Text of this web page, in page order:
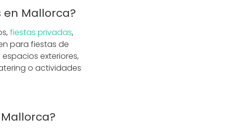
en Mallorca?
fiestas privadas,
para fiestas de
exteriores,
o actividades